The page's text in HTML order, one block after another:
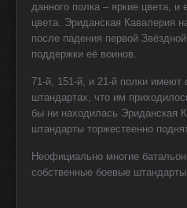
данного полка – яркие цвета, и
цвета. Эриданская Кавалерия
после падения первой
поддержки её воинов.
71-й, 151-й, и 21-й полки имеют
штандартах, что им
бы ни находилась Эриданская
штандарты торжественно
Неофициально многие
собственные боевые